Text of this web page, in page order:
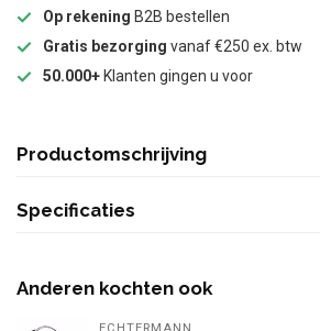
Op rekening B2B bestellen
Gratis bezorging vanaf €250 ex. btw
50.000+ Klanten gingen u voor
Productomschrijving
Specificaties
Anderen kochten ook